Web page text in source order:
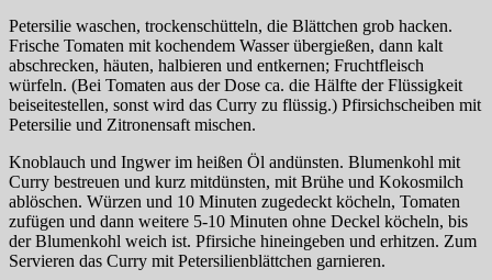
Petersilie waschen, trockenschütteln, die Blättchen grob hacken.
Frische Tomaten mit kochendem Wasser übergießen, dann kalt
abschrecken, häuten, halbieren und entkernen; Fruchtfleisch
würfeln. (Bei Tomaten aus der Dose ca. die Hälfte der Flüssigkeit
beiseitestellen, sonst wird das Curry zu flüssig.) Pfirsichscheiben mit
Petersilie und Zitronensaft mischen.
Knoblauch und Ingwer im heißen Öl andünsten. Blumenkohl mit
Curry bestreuen und kurz mitdünsten, mit Brühe und Kokosmilch
ablöschen. Würzen und 10 Minuten zugedeckt köcheln, Tomaten
zufügen und dann weitere 5-10 Minuten ohne Deckel köcheln, bis
der Blumenkohl weich ist. Pfirsiche hineingeben und erhitzen. Zum
Servieren das Curry mit Petersilienblättchen garnieren.